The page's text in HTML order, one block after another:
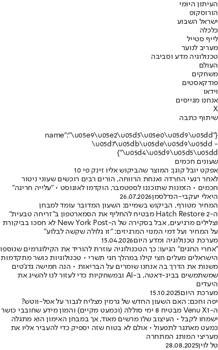
העיתון היומי
הורוסקופ
ישראל השבוע
כלכלה
לייף סטייל
מעריב לנוער
טכנולוגיה מדע וסביבה
העולם
משחקים
פודקאסטים
וידאו
אנחנו מגייסים
X
שיתוף כתבה
{"name":"\u05e9\u05e2\u05d5\u05e0\u05d9\u05dd
\u05d7\u05db\u05de\u05d9\u05dd -
\u05d4\u05d9\u05d5\u05dd"}
שעונים חכמים
אפקט יובל קוגן: המוצר שהביקוש אליו זינק פי 10
לאחר רגעי החרדה ואנחת הרווחה, הורים רבים רוכשים שעוני ניטור
חכמים • הזמנות שתוכננו לספטמבר, הוקדמו לאוגוסט • "עלייה חריגה"
היאלי יעקבי-הנדלסמן26.07.2026
המחיר מטורף, הביקוש בשמיים: השעון המדובר עומד למבחן
ה-Hatch Restore 2 מבטיח להחליף את הסמארטפון ב"זריחה טבעית"
וצלילים מרגיעים, אבל בסקירה של ה-New York Post לא חסכו בביקורת
על המחיר ועל דמי המנוי המרגיזים: "זו גלולה שקשה לבלוע"
מערכת טכנולוגיה ומדע היום15.04.2026
"אחרי החגים" הגיעו: כך הטכנולוגיה עוזרת להוריד את הקילוגרמים שנוספו
הישראלים מעלים חצי קילו במהלך חגי תשרי • טכנולוגיות כושר מתקדמות
משנות את הדרך בה אנחנו שומרים על הבריאות • הנה חמישה גדג'טים
שמשתמשים בביג-דאטה, ב-AI ובמשחקיות כדי לעזור לנו להשיג את
היעדים
מערכת היום15.10.2025
יפה וחכם: האם השעון החדש של גרמין מצליח לגבור על אפל-ווטש?
ה-Venu X1 מבטיח 8 ימי סוללה (וכמעט מקיים) והמון מידע שחובבי כושר
ישמחו לקבל • העיצוב שלו מרשים מאוד, אך במבחן האימון הוא מתגלה
כמעט מאתגר לתפעול • אולם לא בטוח שזה יספיק כדי להעביר אליו את
מעריצי המותג המתחרה
טל לוין28.08.2025